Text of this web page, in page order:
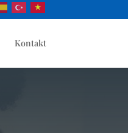
Kontakt